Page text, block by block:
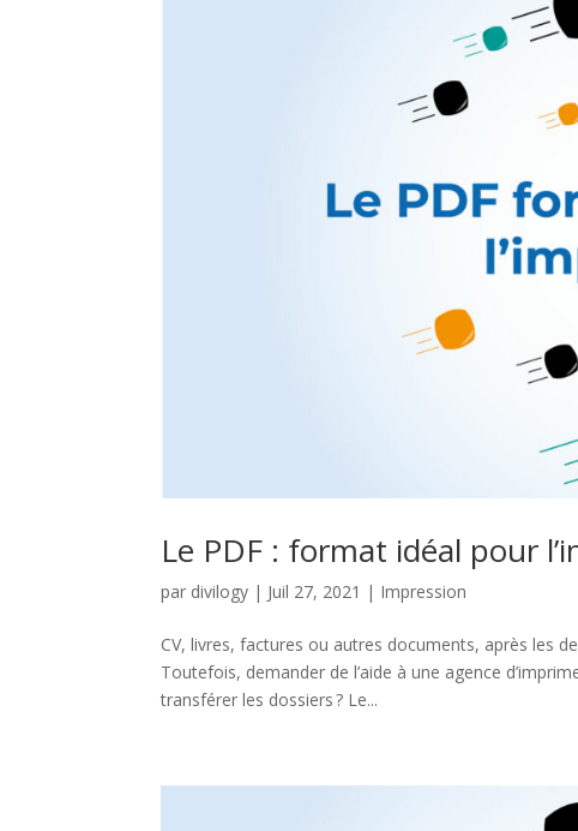
Le PDF : format idéal pour
par divilogy | Juil 27, 2021 | Impression
CV, livres, factures ou autres documents, après les
Toutefois, demander de l’aide à une agence
transférer les dossiers ? Le...